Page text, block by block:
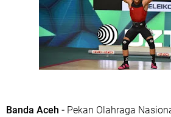
Banda Aceh - Pekan Olahraga